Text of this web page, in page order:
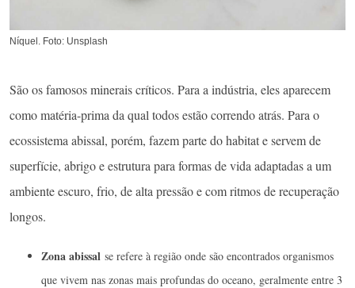
Níquel. Foto: Unsplash
São os famosos minerais críticos. Para a indústria, eles aparecem
como matéria-prima da qual todos estão correndo atrás. Para o
ecossistema abissal, porém, fazem parte do habitat e servem de
superfície, abrigo e estrutura para formas de vida adaptadas a um
ambiente escuro, frio, de alta pressão e com ritmos de recuperação
longos.
Zona abissal se refere à região onde são encontrados organismos
que vivem nas zonas mais profundas do oceano, geralmente entre 3